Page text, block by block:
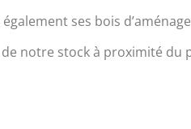
également ses bois
de notre stock à proximité